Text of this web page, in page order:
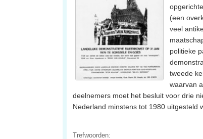
(een
veel
politieke
tweede
waarvan
deelnemers moet het besluit voor drie
Nederland minstens tot 1980 uitgesteld
Trefwoorden: